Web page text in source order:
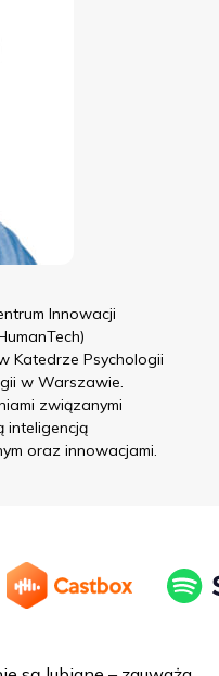
Innowacji
Katedrze Psychologii
w Warszawie.
związanymi
inteligencją
oraz innowacjami.